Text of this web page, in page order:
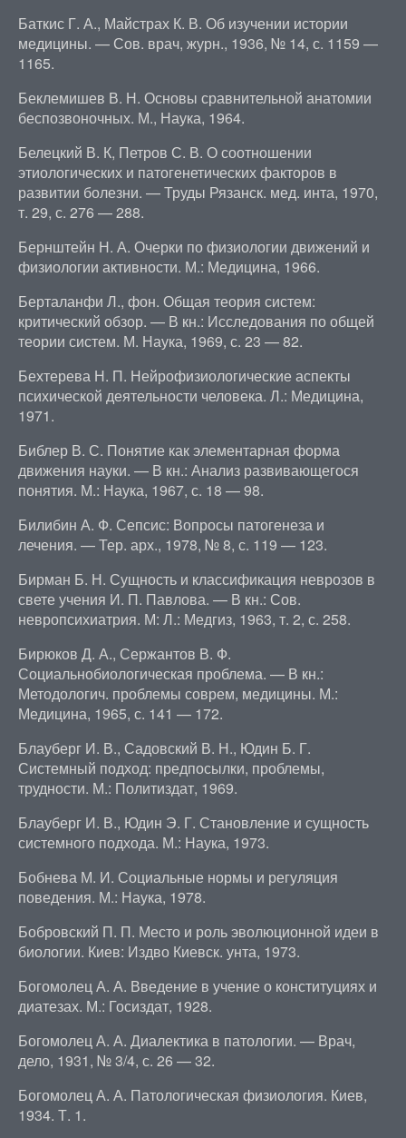
Баткис Г. А., Майстрах К. В. Об изучении истории
медицины. — Сов. врач, журн., 1936, № 14, с. 1159 —
1165.
Беклемишев В. Н. Основы сравнительной анатомии
беспозвоночных. М., Наука, 1964.
Белецкий В. К, Петров С. В. О соотношении
этиологических и патогенетических факторов в
развитии болезни. — Труды Рязанск. мед. инта, 1970,
т. 29, с. 276 — 288.
Бернштейн Н. А. Очерки по физиологии движений и
физиологии активности. М.: Медицина, 1966.
Берталанфи Л., фон. Общая теория систем:
критический обзор. — В кн.: Исследования по общей
теории систем. М. Наука, 1969, с. 23 — 82.
Бехтерева Н. П. Нейрофизиологические аспекты
психической деятельности человека. Л.: Медицина,
1971.
Библер В. С. Понятие как элементарная форма
движения науки. — В кн.: Анализ развивающегося
понятия. М.: Наука, 1967, с. 18 — 98.
Билибин А. Ф. Сепсис: Вопросы патогенеза и
лечения. — Тер. арх., 1978, № 8, с. 119 — 123.
Бирман Б. Н. Сущность и классификация неврозов в
свете учения И. П. Павлова. — В кн.: Сов.
невропсихиатрия. М: Л.: Медгиз, 1963, т. 2, с. 258.
Бирюков Д. А., Сержантов В. Ф.
Социальнобиологическая проблема. — В кн.:
Методологич. проблемы соврем, медицины. М.:
Медицина, 1965, с. 141 — 172.
Блауберг И. В., Садовский В. Н., Юдин Б. Г.
Системный подход: предпосылки, проблемы,
трудности. М.: Политиздат, 1969.
Блауберг И. В., Юдин Э. Г. Становление и сущность
системного подхода. М.: Наука, 1973.
Бобнева М. И. Социальные нормы и регуляция
поведения. М.: Наука, 1978.
Бобровский П. П. Место и роль эволюционной идеи в
биологии. Киев: Издво Киевск. унта, 1973.
Богомолец А. А. Введение в учение о конституциях и
диатезах. М.: Госиздат, 1928.
Богомолец А. А. Диалектика в патологии. — Врач,
дело, 1931, № 3/4, с. 26 — 32.
Богомолец А. А. Патологическая физиология. Киев,
1934. Т. 1.